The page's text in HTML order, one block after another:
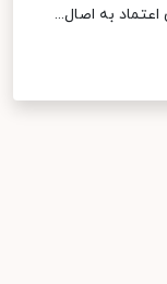
به اصال...